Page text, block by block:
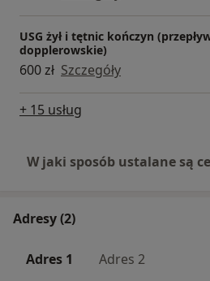
USG żył i tętnic kończyn
dopplerowskie)
600 zł Szczegóły
+ 15 usług
W jaki sposób ustalane są
Adresy (2)
Adres 1 Adres 2